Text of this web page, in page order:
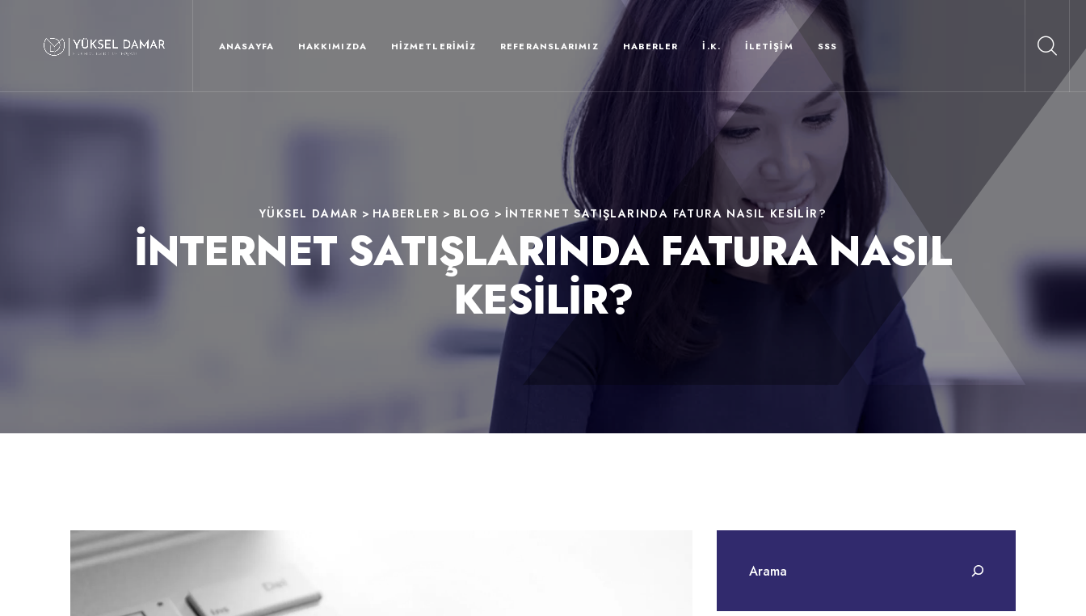
ANASAYFA HAKKIMIZDA HIZMETLERIMIZ REFERANSLARIMIZ HABERLER İ.K. İLETIŞIM SSS
YÜKSEL DAMAR > HABERLER > BLOG > İNTERNET SATIŞLARINDA FATURA NASIL KESILIR?
İNTERNET SATIŞLARINDA FATURA NASIL
KESILIR?